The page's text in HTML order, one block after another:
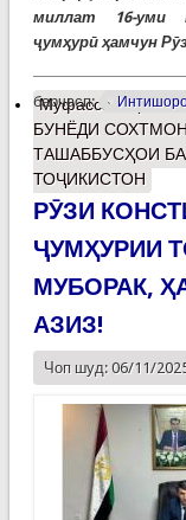
миллат 16-уми
ҷумҳурӣ ҳамчун
барчасп:
Муфассалтаро
БУНЁДИ
ТАШАББУСҲОИ
ТОҶИКИСТОН
РӮЗИ
ҶУМҲУРИИ
МУБОРАК,
АЗИЗ!
Чоп шуд: 06/11/